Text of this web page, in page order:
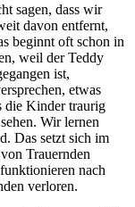
sagen, dass wir
davon entfernt,
beginnt oft schon in
weil der Teddy
ist,
etwas
die Kinder traurig
Wir lernen
Das setzt sich im
Trauernden
nach
verloren.